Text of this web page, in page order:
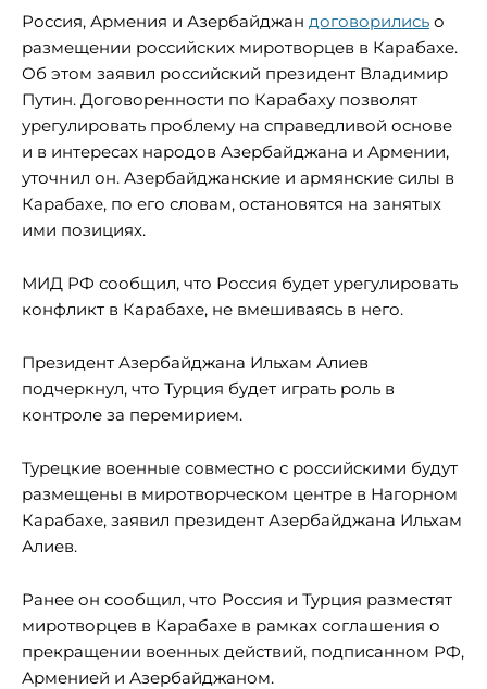
Россия, Армения и Азербайджан договорились о
размещении российских миротворцев в Карабахе.
Об этом заявил российский президент Владимир
Путин. Договоренности по Карабаху позволят
урегулировать проблему на справедливой основе
и в интересах народов Азербайджана и Армении,
уточнил он. Азербайджанские и армянские силы в
Карабахе, по его словам, остановятся на занятых
ими позициях.
МИД РФ сообщил, что Россия будет урегулировать
конфликт в Карабахе, не вмешиваясь в него.
Президент Азербайджана Ильхам Алиев
подчеркнул, что Турция будет играть роль в
контроле за перемирием.
Турецкие военные совместно с российскими будут
размещены в миротворческом центре в Нагорном
Карабахе, заявил президент Азербайджана Ильхам
Алиев.
Ранее он сообщил, что Россия и Турция разместят
миротворцев в Карабахе в рамках соглашения о
прекращении военных действий, подписанном РФ,
Арменией и Азербайджаном.